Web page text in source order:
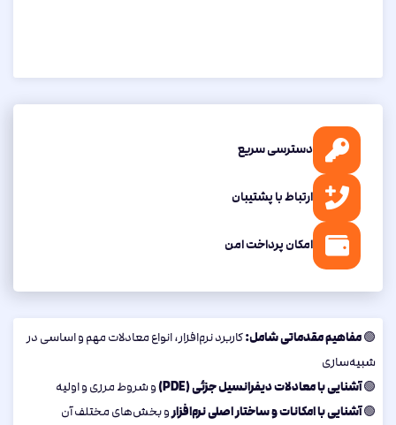
دسترسی سریع
ارتباط با پشتیبان
امکان پرداخت امن
🟢مفاهیم مقدماتی شامل:کاربرد نرم‌افزار، انواع معادلات مهم و اساسی در
شبیه‌سازی
🟢آشنایی با معادلات دیفرانسیل جزئی (PDE)
و شروط مرزی و اولیه
🟢آشنایی با امکانات و ساختار اصلی نرم‌افزارو بخش‌های مختلف آن